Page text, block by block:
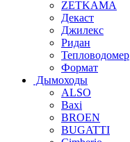
ZETKAMA
Декаст
Джилекс
Ридан
Тепловодомер
Формат
Дымоходы
ALSO
Baxi
BROEN
BUGATTI